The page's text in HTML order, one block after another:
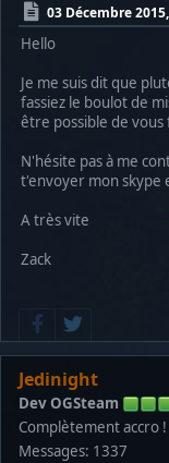
03 Décembre
Hello
Je me suis dit que
fassiez le boulot de
être possible de
N'hésite pas à me
t'envoyer mon skype
A très vite
Zack
Jedinight
Dev OGSteam
Complètement accro !
Messages: 1337